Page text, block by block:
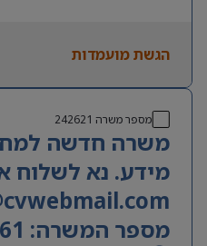
URS, IQ, OQ, DQ ו-CC.
היכרות עם תהליכי עבודה
שליטה מלאה בעברית
הגשת מועמדות
מספר משרה 242621
משרה חדשה
מידע. נא לשלוח
מספר המשרה: JB-2261